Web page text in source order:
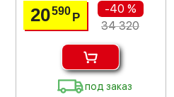
20590 Р
-40 %
34 320
под заказ